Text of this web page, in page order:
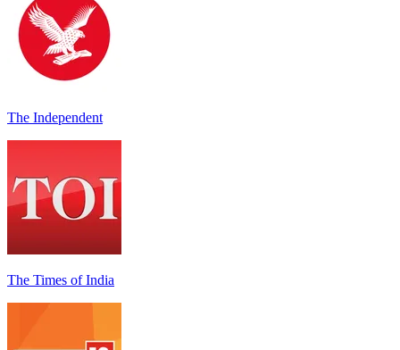
The Independent
The Times of India